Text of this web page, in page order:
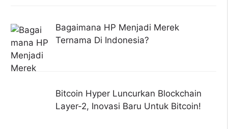
Bagaimana HP Menjadi Merek
Ternama Di Indonesia?
Bitcoin Hyper Luncurkan Blockchain
Layer-2, Inovasi Baru Untuk Bitcoin!